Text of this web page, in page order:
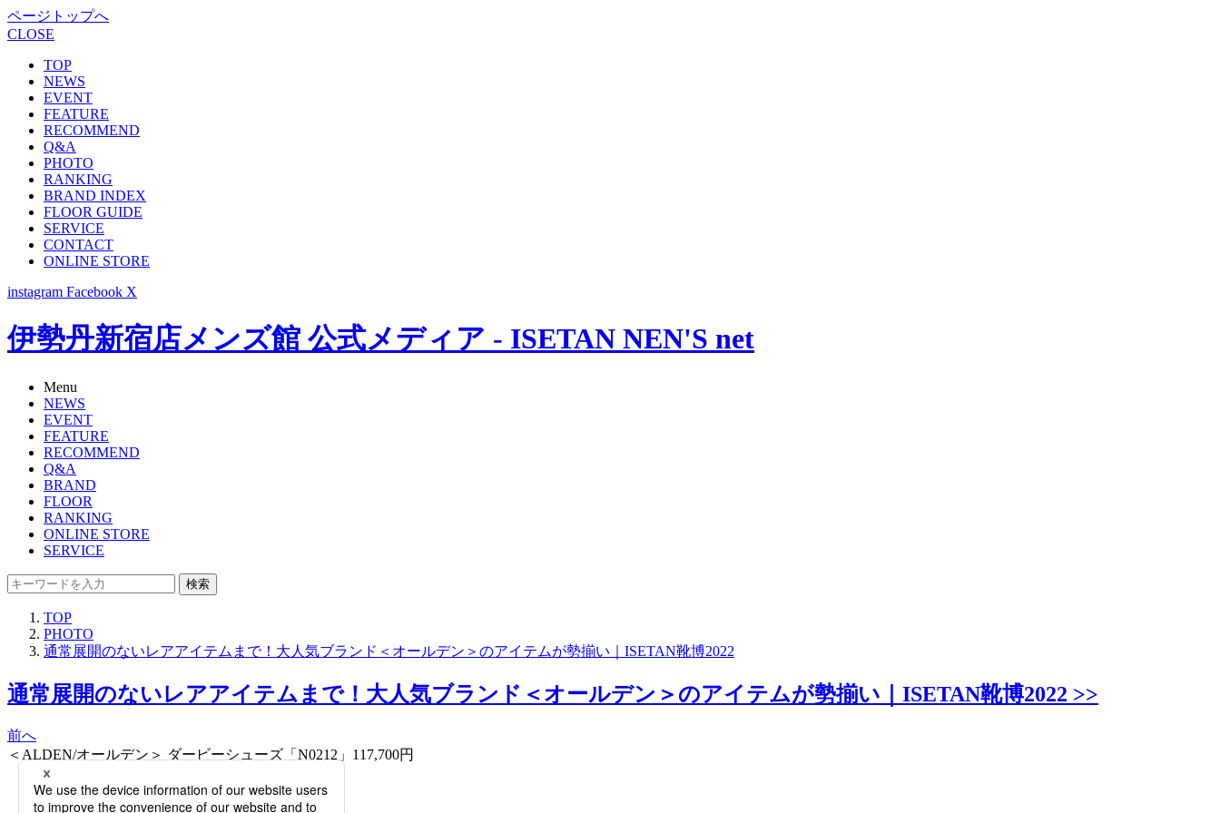
ページトップへ
CLOSE
TOP
NEWS
EVENT
FEATURE
RECOMMEND
Q&A
PHOTO
RANKING
BRAND INDEX
FLOOR GUIDE
SERVICE
CONTACT
ONLINE STORE
instagram Facebook X
伊勢丹新宿店メンズ館 公式メディア - ISETAN NEN'S net
Menu
NEWS
EVENT
FEATURE
RECOMMEND
Q&A
BRAND
FLOOR
RANKING
ONLINE STORE
SERVICE
検索
TOP
PHOTO
通常展開のないレアアイテムまで！大人気ブランド＜オールデン＞のアイテムが勢揃い｜ISETAN靴博2022
通常展開のないレアアイテムまで！大人気ブランド＜オールデン＞のアイテムが勢揃い｜ISETAN靴博2022 >>
前へ
＜ALDEN/オールデン＞ ダービーシューズ「N0212」117,700円